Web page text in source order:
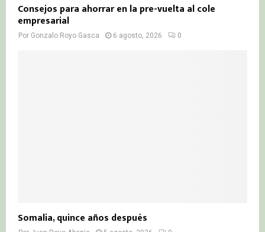
Consejos para ahorrar en la pre-vuelta al cole
empresarial
Por Gonzalo Royo Gasca 6 agosto, 2026 0
Somalia, quince años después